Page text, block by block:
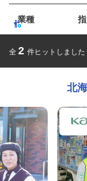
業種
全 2 件ヒットしました
北